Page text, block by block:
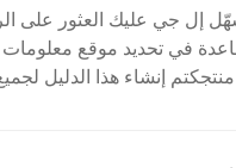
إل جي عليك العثور على
في تحديد موقع
إنشاء هذا الدليل